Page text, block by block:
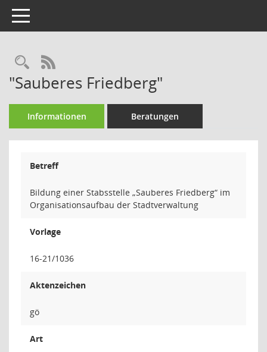
Toggle navigation
Rechercheauswahl
RSS-Feed
"Sauberes Friedberg"
Informationen Beratungen
Betreff
Bildung einer Stabsstelle „Sauberes Friedberg“ im
Organisationsaufbau der Stadtverwaltung
Vorlage
16-21/1036
Aktenzeichen
gö
Art